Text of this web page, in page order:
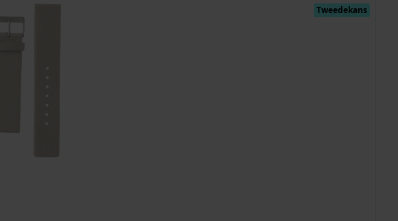
Tweedekans